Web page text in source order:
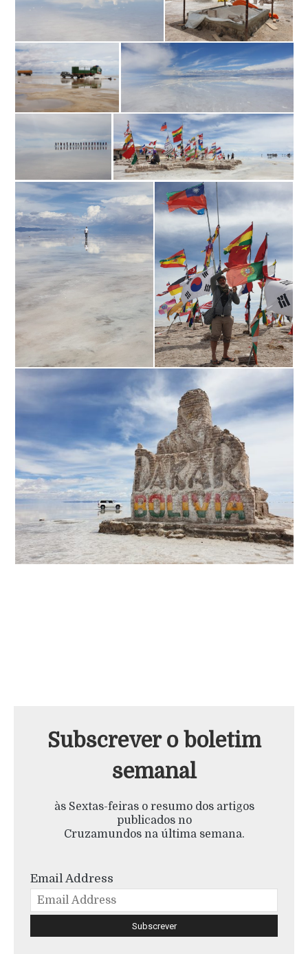
Subscrever o boletim
semanal
às Sextas-feiras o resumo dos artigos
publicados no
Cruzamundos na última semana.
Email Address